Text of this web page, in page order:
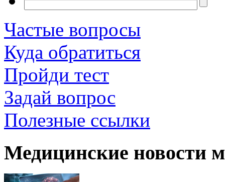
Частые вопросы
Куда обратиться
Пройди тест
Задай вопрос
Полезные ссылки
Медицинские новости